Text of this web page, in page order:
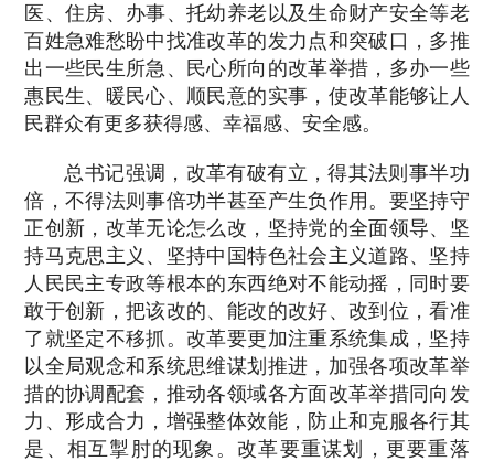
医、住房、办事、托幼养老以及生命财产安全等老
百姓急难愁盼中找准改革的发力点和突破口，多推
出一些民生所急、民心所向的改革举措，多办一些
惠民生、暖民心、顺民意的实事，使改革能够让人
民群众有更多获得感、幸福感、安全感。
总书记强调，改革有破有立，得其法则事半功
倍，不得法则事倍功半甚至产生负作用。要坚持守
正创新，改革无论怎么改，坚持党的全面领导、坚
持马克思主义、坚持中国特色社会主义道路、坚持
人民民主专政等根本的东西绝对不能动摇，同时要
敢于创新，把该改的、能改的改好、改到位，看准
了就坚定不移抓。改革要更加注重系统集成，坚持
以全局观念和系统思维谋划推进，加强各项改革举
措的协调配套，推动各领域各方面改革举措同向发
力、形成合力，增强整体效能，防止和克服各行其
是、相互掣肘的现象。改革要重谋划，更要重落